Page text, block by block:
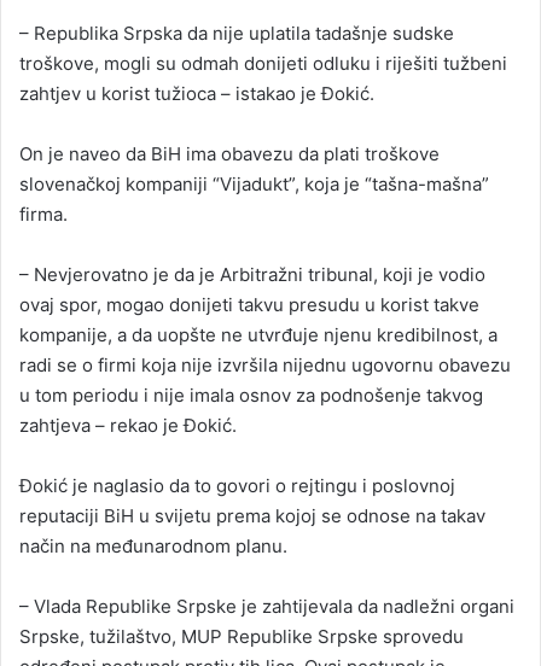
– Republika Srpska da nije uplatila tadašnje sudske
troškove, mogli su odmah donijeti odluku i riješiti tužbeni
zahtjev u korist tužioca – istakao je Đokić.
On je naveo da BiH ima obavezu da plati troškove
slovenačkoj kompaniji “Vijadukt”, koja je “tašna-mašna”
firma.
– Nevjerovatno je da je Arbitražni tribunal, koji je vodio
ovaj spor, mogao donijeti takvu presudu u korist takve
kompanije, a da uopšte ne utvrđuje njenu kredibilnost, a
radi se o firmi koja nije izvršila nijednu ugovornu obavezu
u tom periodu i nije imala osnov za podnošenje takvog
zahtjeva – rekao je Đokić.
Đokić je naglasio da to govori o rejtingu i poslovnoj
reputaciji BiH u svijetu prema kojoj se odnose na takav
način na međunarodnom planu.
– Vlada Republike Srpske je zahtijevala da nadležni organi
Srpske, tužilaštvo, MUP Republike Srpske sprovedu